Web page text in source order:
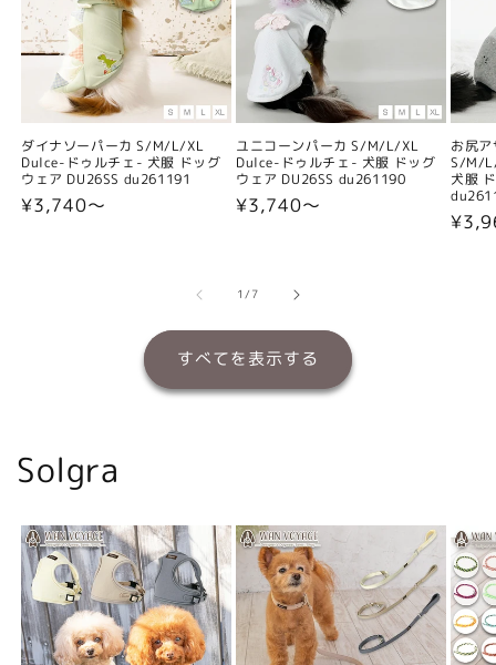
ダイナソーパーカ S/M/L/XL
Dulce-ドゥルチェ- 犬服 ドッグ
ウェア DU26SS du261191
通
¥3,740〜
ユニコーンパーカ S/M/L/XL
Dulce-ドゥルチェ- 犬服 ドッグ
ウェア DU26SS du261190
通
¥3,740〜
お尻
S/M/
犬服
通
1/の
7
すべてを表示する
Solgra